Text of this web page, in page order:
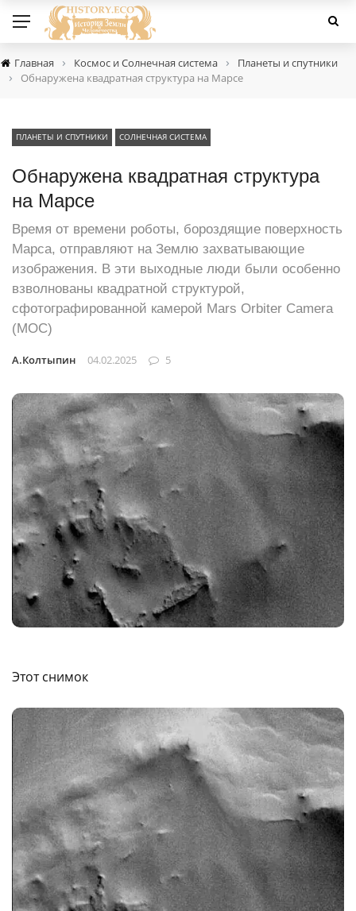
Главная › Космос и Солнечная система › Планеты и спутники
› Обнаружена квадратная структура на Марсе
ПЛАНЕТЫ И СПУТНИКИ СОЛНЕЧНАЯ СИСТЕМА
Обнаружена квадратная структура
на Марсе
Время от времени роботы, бороздящие поверхность
Марса, отправляют на Землю захватывающие
изображения. В эти выходные люди были особенно
взволнованы квадратной структурой,
сфотографированной камерой Mars Orbiter Camera
(MOC)
А.Колтыпин 04.02.2025 5
Этот снимок